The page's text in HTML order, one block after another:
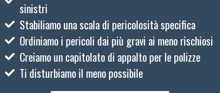
sinistri
Stabiliamo una scala di pericolosità specifica
Ordiniamo i pericoli dai più gravi ai meno rischiosi
Creiamo un capitolato di appalto per le polizze
Ti disturbiamo il meno possibile